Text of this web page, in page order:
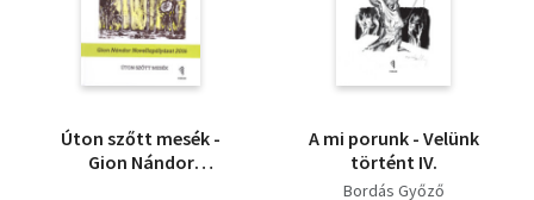
Úton szőtt mesék -
Gion Nándor
A mi porunk - Velünk
történt IV.
Bordás Győző